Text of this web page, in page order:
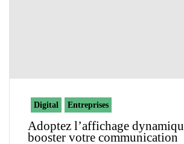
Digital Entreprises
Adoptez l’affichage
booster votre communication